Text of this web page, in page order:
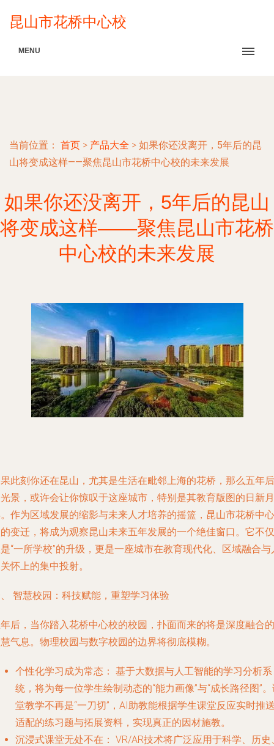
昆山市花桥中心校
MENU
当前位置： 首页 > 产品大全 > 如果你还没离开，5年后的昆
山将变成这样——聚焦昆山市花桥中心校的未来发展
如果你还没离开，5年后的昆山
将变成这样——聚焦昆山市花桥
中心校的未来发展
此刻你还在昆山，尤其是生活在毗邻上海的花桥，那么五年后
景，或许会让你惊叹于这座城市，特别是其教育版图的日新月
作为区域发展的缩影与未来人才培养的摇篮，昆山市花桥中心
变迁，将成为观察昆山未来五年发展的一个绝佳窗口。它不仅
“一所学校”的升级，更是一座城市在教育现代化、区域融合与
怀上的集中投射。
智慧校园：科技赋能，重塑学习体验
后，当你踏入花桥中心校的校园，扑面而来的将是深度融合的
气息。物理校园与数字校园的边界将彻底模糊。
个性化学习成为常态： 基于大数据与人工智能的学习分析系
统，将为每一位学生绘制动态的“能力画像”与“成长路径图”
堂教学不再是“一刀切”，AI助教能根据学生课堂反应实时推
适配的练习题与拓展资料，实现真正的因材施教。
沉浸式课堂无处不在： VR/AR技术将广泛应用于科学、历史